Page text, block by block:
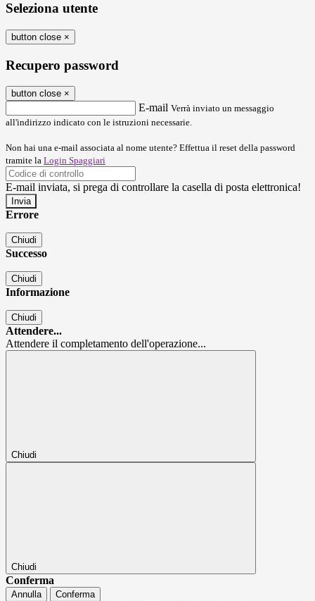
Seleziona utente
button close ×
Recupero password
button close ×
E-mail Verrà inviato un messaggio
all'indirizzo indicato con le istruzioni necessarie.
Non hai una e-mail associata al nome utente? Effettua il reset della password
tramite la Login Spaggiari
E-mail inviata, si prega di controllare la casella di posta elettronica!
Errore
Chiudi
Successo
Chiudi
Informazione
Chiudi
Attendere...
Attendere il completamento dell'operazione...
Chiudi
Chiudi
Conferma
Annulla Conferma